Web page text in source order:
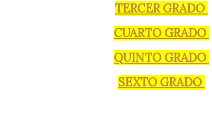
TERCER GRADO
CUARTO GRADO
QUINTO GRADO
SEXTO GRADO